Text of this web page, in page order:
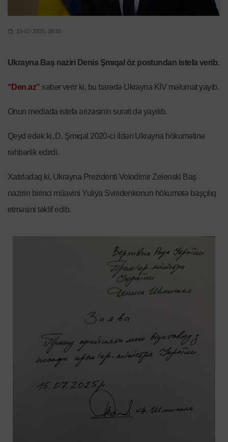
15-07-2025, 16:55
Ukrayna Baş naziri Denis Şmıqal öz postundan istefa verib.
“Den.az” xəbər verir ki, bu barədə Ukrayna KİV məlumat yayıb.
Onun mediada istefa ərizəsinin surəti də yayılıb.
Qeyd edək ki, D. Şmıqal 2020-ci ildən Ukrayna hökumətinə
rəhbərlik edirdi.
Xatırladaq ki, Ukrayna Prezidenti Volodimir Zelenski Baş
nazirin birinci müavini Yuliya Sviridenkonun hökumətə başçılıq
etməsini təklif edib.